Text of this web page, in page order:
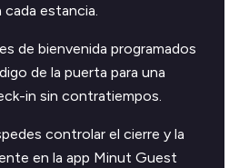
estancia.
de bienvenida programados
de la puerta para una
in sin contratiempos.
controlar el cierre y la
en la app Minut Guest